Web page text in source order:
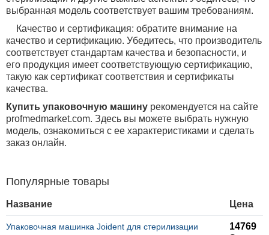
выбранная модель соответствует вашим требованиям.
Качество и сертификация: обратите внимание на
качество и сертификацию. Убедитесь, что производитель
соответствует стандартам качества и безопасности, и
его продукция имеет соответствующую сертификацию,
такую как сертификат соответствия и сертификаты
качества.
Купить упаковочную машину рекомендуется на сайте
profmedmarket.com. Здесь вы можете выбрать нужную
модель, ознакомиться с ее характеристиками и сделать
заказ онлайн.
Популярные товары
Название Цена
Упаковочная машинка Joident для стерилизации
14769